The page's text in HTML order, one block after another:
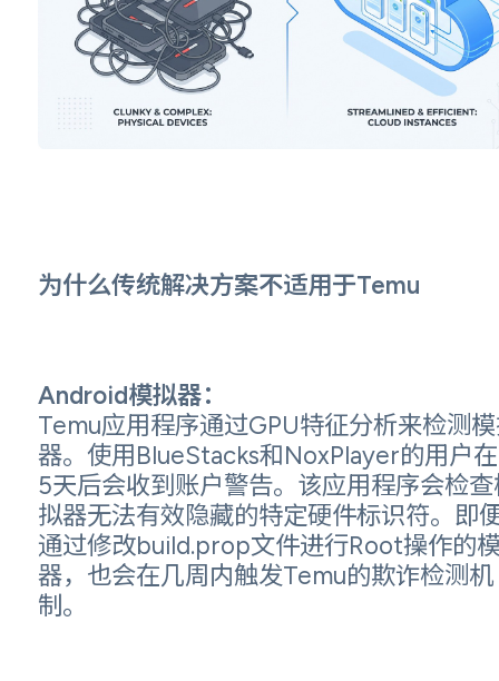
为什么传统解决方案不适用于Temu
Android模拟器：
Temu应用程序通过GPU特征分析来检测
器。使用BlueStacks和NoxPlayer的用户
5天后会收到账户警告。该应用程序会检查
拟器无法有效隐藏的特定硬件标识符。即
通过修改build.prop文件进行Root操作的
器，也会在几周内触发Temu的欺诈检测机
制。